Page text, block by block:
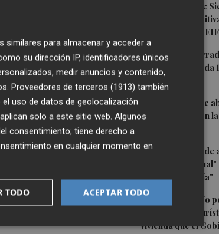
Los incendios de
evolucionan
situación 2 del PEIF
2 El pequeño
Tesoro y demanda
meses
3
El oleoturismo se
internacional con
4 El eclipse del 12
espectáculo
perseidas "de día"
5 Marián Cano: "No
apartamentos
vivienda que el
preparar el territorio
y otras ya
Demográfico, que
y
para almacenar y acceder a
su dirección IP, identificadores únicos
medir anuncios y contenido,
Proveedores de terceros (1913) también
uso de datos de geolocalización
solo a este sitio web. Algunos
consentimiento; tiene derecho a
en cualquier momento en
ACEPTAR TODO
TODO